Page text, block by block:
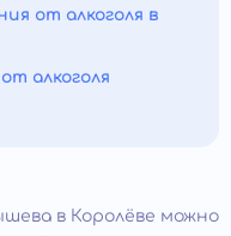
от алкоголя в
алкоголя
в Королёве можно